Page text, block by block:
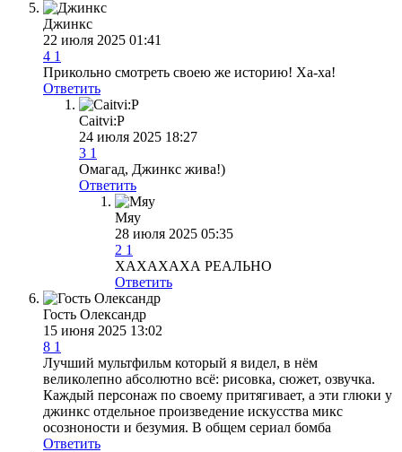
Джинкс
22 июля 2025 01:41
4 1
Прикольно смотреть своею же историю! Ха-ха!
Ответить
Caitvi:P
24 июля 2025 18:27
3 1
Омагад, Джинкс жива!)
Ответить
Мяу
28 июля 2025 05:35
2 1
ХАХАХАХА РЕАЛЬНО
Ответить
Гость Олександр
15 июня 2025 13:02
8 1
Лучший мультфильм который я видел, в нём
великолепно абсолютно всё: рисовка, сюжет, озвучка.
Каждый персонаж по своему притягивает, а эти глюки у
джинкс отдельное произведение искусства микс
осозноности и безумия. В общем сериал бомба
Ответить